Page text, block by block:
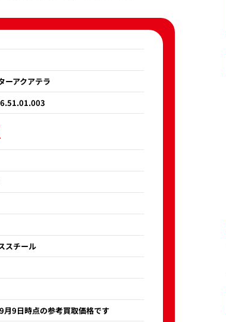
ーアクアテラ
スチール
9日時点の参考買取価格です